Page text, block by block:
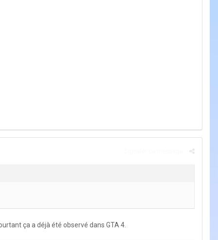
ça a déjà été observé dans GTA 4.